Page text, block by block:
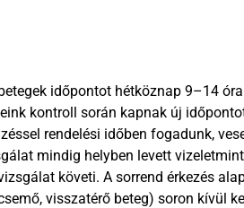
időpontot hétköznap 9–14
kontroll során kapnak új
rendelési időben fogadunk,
mindig helyben levett
követi. A sorrend érkezés
visszatérő beteg) soron kívül